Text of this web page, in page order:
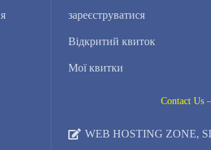
зареєструватися
Відкритий квиток
Мої квитки
Contact Us
WEB HOSTING ZONE,